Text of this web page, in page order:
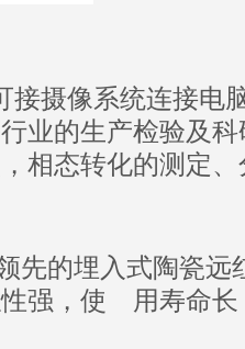
接摄像系统连接电
业的生产检验及
相态转化的测定
先的埋入式陶瓷远
强，使 用寿命长